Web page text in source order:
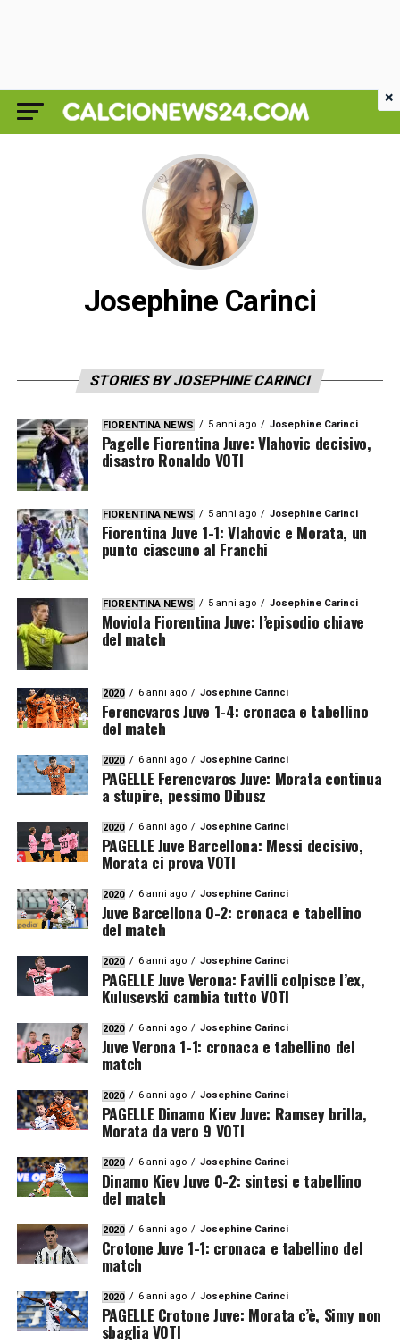
Josephine Carinci
STORIES BY JOSEPHINE CARINCI
FIORENTINA NEWS 5 anni ago Josephine Carinci
Pagelle Fiorentina Juve: Vlahovic decisivo,
disastro Ronaldo VOTI
FIORENTINA NEWS 5 anni ago Josephine Carinci
Fiorentina Juve 1-1: Vlahovic e Morata, un
punto ciascuno al Franchi
FIORENTINA NEWS 5 anni ago Josephine Carinci
Moviola Fiorentina Juve: l’episodio chiave
del match
2020 6 anni ago Josephine Carinci
Ferencvaros Juve 1-4: cronaca e tabellino
del match
2020 6 anni ago Josephine Carinci
PAGELLE Ferencvaros Juve: Morata continua
a stupire, pessimo Dibusz
2020 6 anni ago Josephine Carinci
PAGELLE Juve Barcellona: Messi decisivo,
Morata ci prova VOTI
2020 6 anni ago Josephine Carinci
Juve Barcellona 0-2: cronaca e tabellino
del match
2020 6 anni ago Josephine Carinci
PAGELLE Juve Verona: Favilli colpisce l’ex,
Kulusevski cambia tutto VOTI
2020 6 anni ago Josephine Carinci
Juve Verona 1-1: cronaca e tabellino del
match
2020 6 anni ago Josephine Carinci
PAGELLE Dinamo Kiev Juve: Ramsey brilla,
Morata da vero 9 VOTI
2020 6 anni ago Josephine Carinci
Dinamo Kiev Juve 0-2: sintesi e tabellino
del match
2020 6 anni ago Josephine Carinci
Crotone Juve 1-1: cronaca e tabellino del
match
2020 6 anni ago Josephine Carinci
PAGELLE Crotone Juve: Morata c’è, Simy non
sbaglia VOTI
×